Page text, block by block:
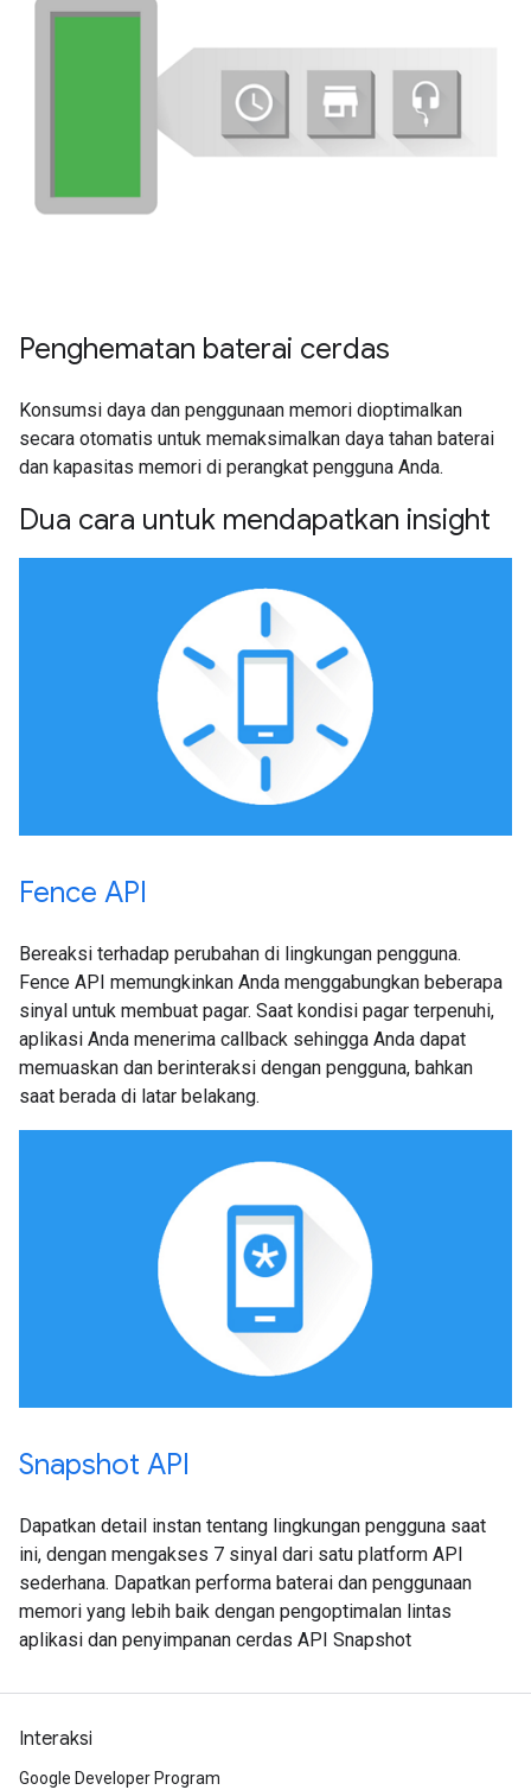
Penghematan baterai cerdas
Konsumsi daya dan penggunaan memori dioptimalkan
secara otomatis untuk memaksimalkan daya tahan baterai
dan kapasitas memori di perangkat pengguna Anda.
Dua cara untuk mendapatkan insight
Fence API
Bereaksi terhadap perubahan di lingkungan pengguna.
Fence API memungkinkan Anda menggabungkan beberapa
sinyal untuk membuat pagar. Saat kondisi pagar terpenuhi,
aplikasi Anda menerima callback sehingga Anda dapat
memuaskan dan berinteraksi dengan pengguna, bahkan
saat berada di latar belakang.
Snapshot API
Dapatkan detail instan tentang lingkungan pengguna saat
ini, dengan mengakses 7 sinyal dari satu platform API
sederhana. Dapatkan performa baterai dan penggunaan
memori yang lebih baik dengan pengoptimalan lintas
aplikasi dan penyimpanan cerdas API Snapshot
Interaksi
Google Developer Program